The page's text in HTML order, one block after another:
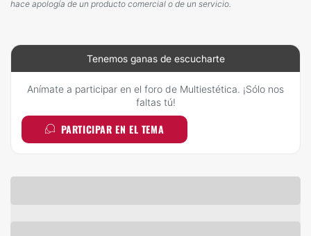
hace apología de un producto comercial o de un servicio.
Tenemos ganas de escucharte
Anímate a participar en el foro de Multiestética. ¡Sólo nos
faltas tú!
PARTICIPAR EN EL TEMA